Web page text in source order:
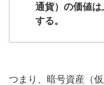
通貨）の価値は
する。
つまり、暗号資産（仮